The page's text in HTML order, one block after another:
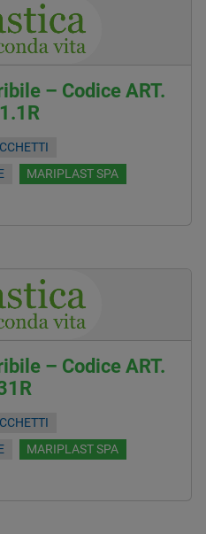
– Codice ART.
MARIPLAST SPA
– Codice ART.
MARIPLAST SPA